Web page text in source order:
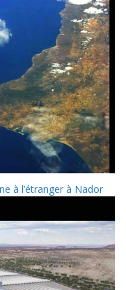
à l’étranger à Nador